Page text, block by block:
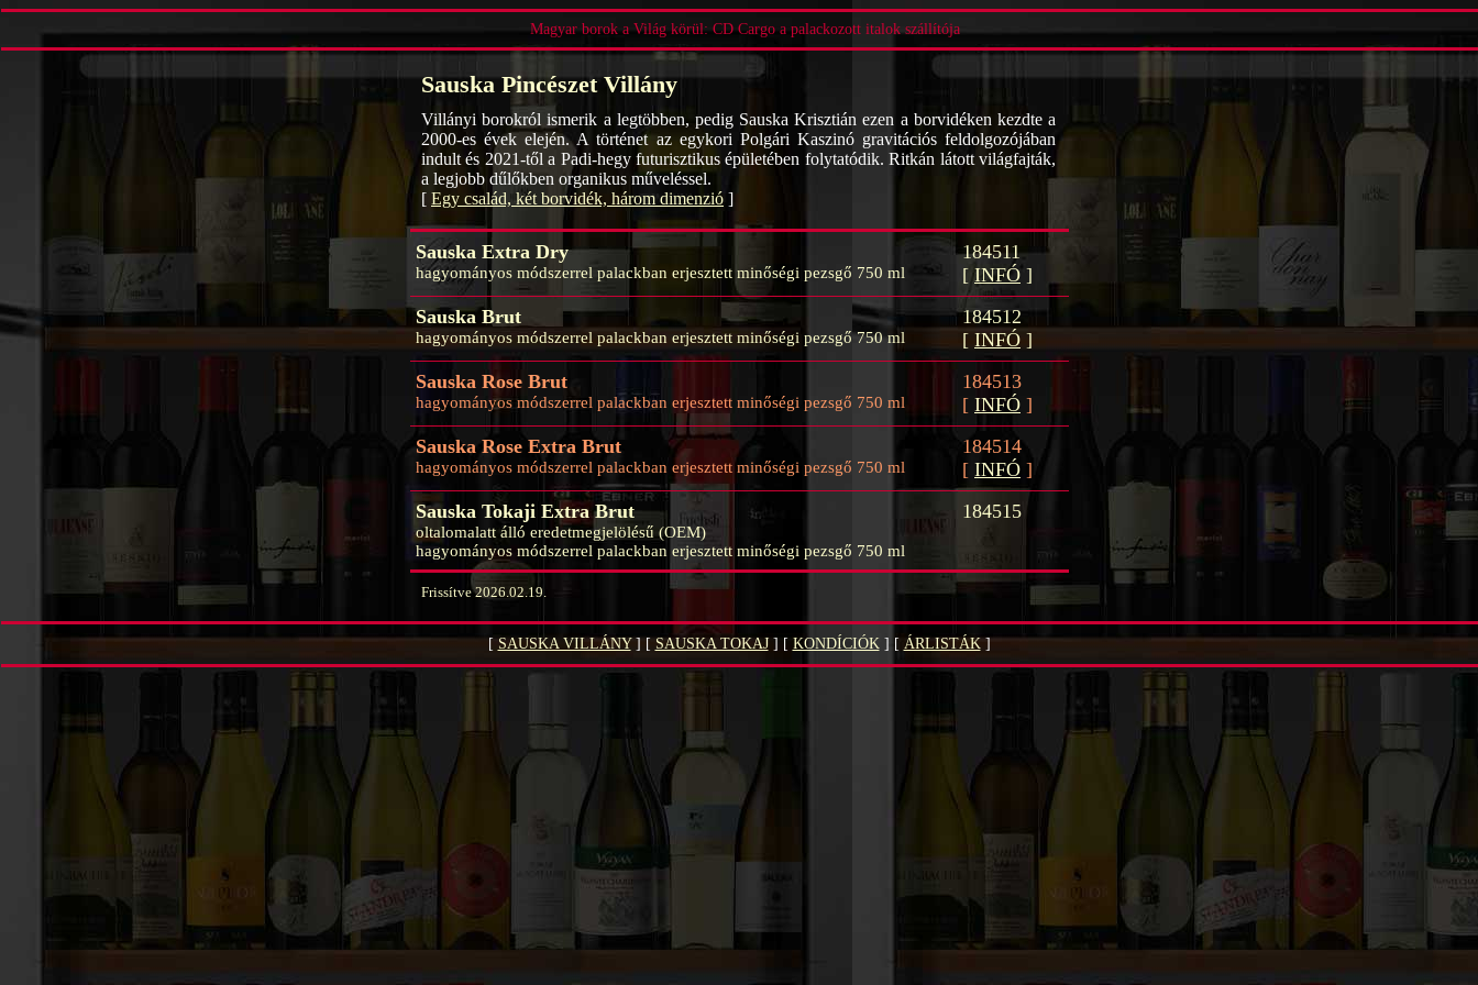
Magyar borok a Világ körül: CD Cargo a palackozott italok szállítója
Sauska Pincészet Villány
Villányi borokról ismerik a legtöbben, pedig Sauska Krisztián ezen a borvidéken kezdte a
2000-es évek elején. A történet az egykori Polgári Kaszinó gravitációs feldolgozójában
indult és 2021-től a Padi-hegy futurisztikus épületében folytatódik. Ritkán látott világfajták,
a legjobb dűlőkben organikus műveléssel.
[ Egy család, két borvidék, három dimenzió ]
Sauska Extra Dry
hagyományos módszerrel palackban erjesztett minőségi pezsgő 750 ml
184511
[INFÓ ]
Sauska Brut
hagyományos módszerrel palackban erjesztett minőségi pezsgő 750 ml
184512
[ INFÓ ]
Sauska Rose Brut
hagyományos módszerrel palackban erjesztett minőségi pezsgő 750 ml
184513
[ INFÓ ]
Sauska Rose Extra Brut
hagyományos módszerrel palackban erjesztett minőségi pezsgő 750 ml
184514
[ INFÓ ]
Sauska Tokaji Extra Brut
oltalomalatt álló eredetmegjelölésű (OEM)
hagyományos módszerrel palackban erjesztett minőségi pezsgő 750 ml
184515
Frissítve 2026.02.19.
[ SAUSKA VILLÁNY] [ SAUSKA TOKAJ] [ KONDÍCIÓK] [ ÁRLISTÁK]